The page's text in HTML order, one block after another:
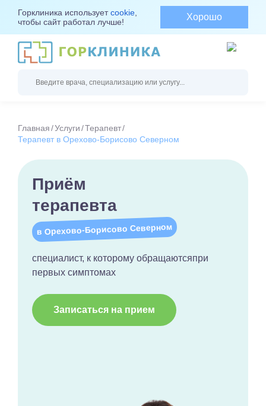
Горклиника используетcookie
чтобы сайт работал лучше!
Хорошо
Главная Услуги Терапевт
Терапевт в Орехово-Борисово Северном
Приём
терапевта
в Орехово-Борисово Северном
специалист, к которому обращаютсяпри
первых симптомах
Записаться на прием